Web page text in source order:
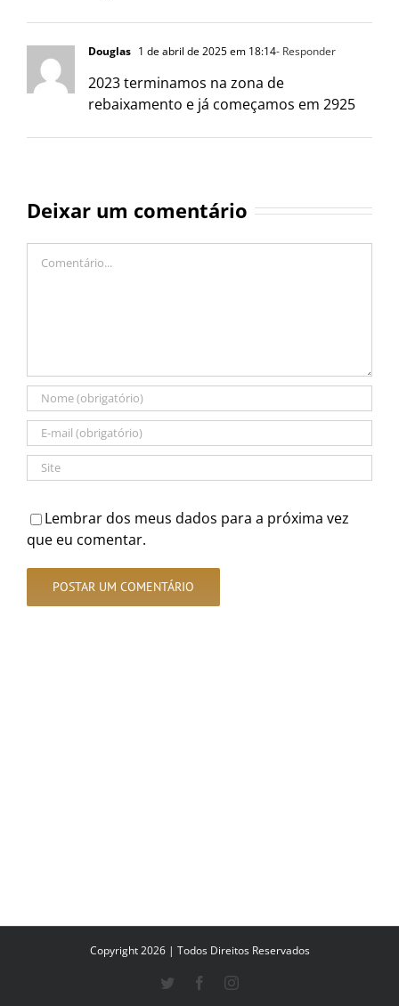
Douglas 1 de abril de 2025 em 18:14- Responder
2023 terminamos na zona de
rebaixamento e já começamos em 2925
Deixar um comentário
Lembrar dos meus dados para a próxima vez
que eu comentar.
Copyright 2026 | Todos Direitos Reservados
Twitter FacebookInstagram